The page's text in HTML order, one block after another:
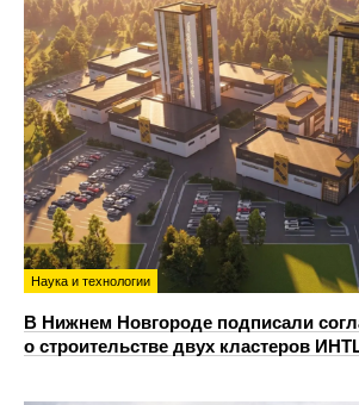
Наука и технологии
В Нижнем Новгороде подписали
о строительстве двух кластеров